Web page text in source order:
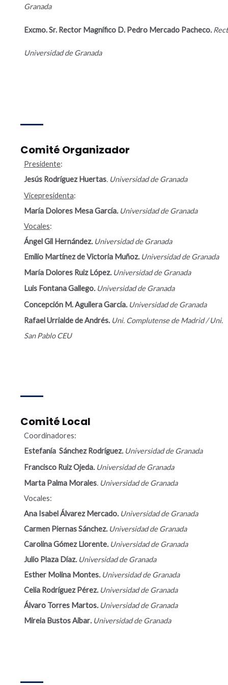
Granada
Excmo. Sr. Rector Magnífico D. Pedro Mercado Pacheco.
Universidad de Granada
Comité Organizador
Presidente:
Jesús Rodríguez Huertas. Universidad de Granada
Vicepresidenta:
María Dolores Mesa García. Universidad de Granada
Vocales:
Ángel Gil Hernández. Universidad de Granada
Emilio Martínez de Victoria Muñoz. Universidad de Granada
María Dolores Ruiz López. Universidad de Granada
Luis Fontana Gallego. Universidad de Granada
Concepción M. Aguilera García. Universidad de Granada
Rafael Urrialde de Andrés. Uni. Complutense de Madrid / Uni.
San Pablo CEU
Comité Local
Coordinadores:
Estefanía Sánchez Rodríguez.Universidad de Granada
Francisco Ruiz Ojeda. Universidad de Granada
Marta Palma Morales. Universidad de Granada
Vocales:
Ana Isabel Álvarez Mercado. Universidad de Granada
Carmen Piernas Sánchez. Universidad de Granada
Carolina Gómez Llorente.Universidad de Granada
Julio Plaza Díaz. Universidad de Granada
Esther Molina Montes. Universidad de Granada
Celia Rodríguez Pérez. Universidad de Granada
Álvaro Torres Martos. Universidad de Granada
Mireia Bustos Aibar. Universidad de Granada